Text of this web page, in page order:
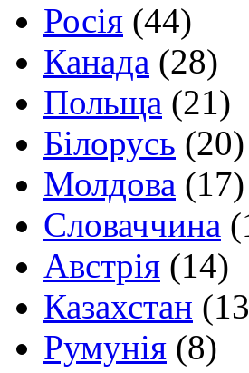
Росія (44)
Канада (28)
Польща (21)
Білорусь (20)
Молдова (17)
Словаччина
Австрія (14)
Казахстан
Румунія (8)